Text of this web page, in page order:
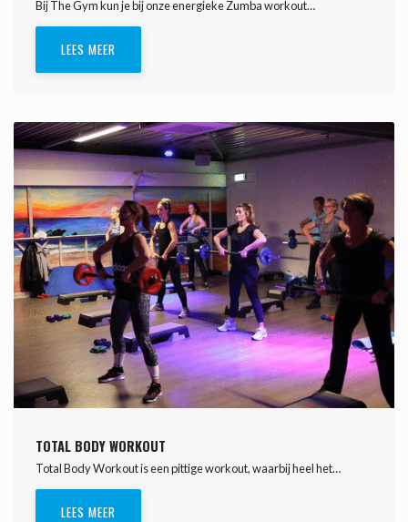
Bij The Gym kun je bij onze energieke Zumba workout…
LEES MEER
TOTAL BODY WORKOUT
Total Body Workout is een pittige workout, waarbij heel het…
LEES MEER